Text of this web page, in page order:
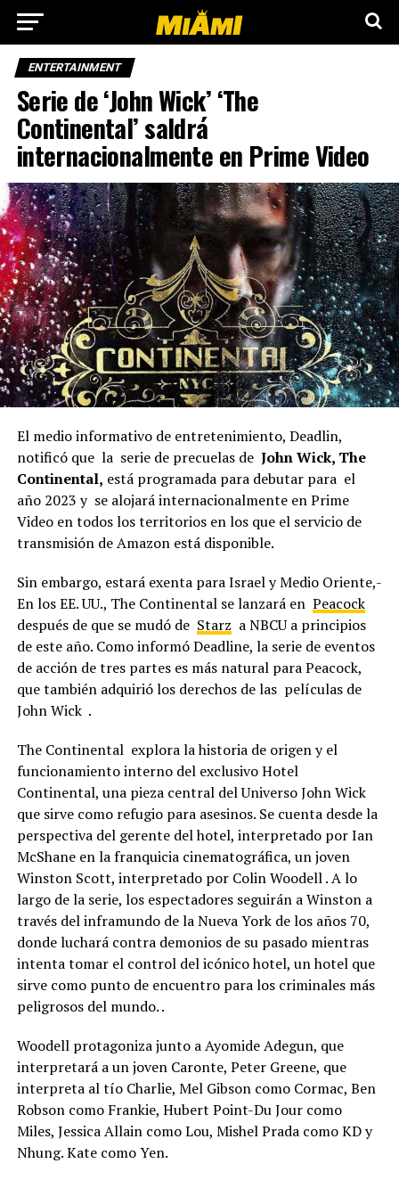
ENTERTAINMENT
Serie de ‘John Wick’ ‘The
Continental’ saldrá
internacionalmente en Prime Video
El medio informativo de entretenimiento, Deadlin,
notificó que la serie de precuelas de John Wick, The
Continental, está programada para debutar para el
año 2023 y se alojará internacionalmente en Prime
Video en todos los territorios en los que el servicio de
transmisión de Amazon está disponible.
Sin embargo, estará exenta para Israel y Medio Oriente,-
En los EE. UU., The Continental se lanzará en Peacock
después de que se mudó de Starz a NBCU a principios
de este año. Como informó Deadline, la serie de eventos
de acción de tres partes es más natural para Peacock,
que también adquirió los derechos de las películas de
John Wick .
The Continental explora la historia de origen y el
funcionamiento interno del exclusivo Hotel
Continental, una pieza central del Universo John Wick
que sirve como refugio para asesinos. Se cuenta desde la
perspectiva del gerente del hotel, interpretado por Ian
McShane en la franquicia cinematográfica, un joven
Winston Scott, interpretado por Colin Woodell . A lo
largo de la serie, los espectadores seguirán a Winston a
través del inframundo de la Nueva York de los años 70,
donde luchará contra demonios de su pasado mientras
intenta tomar el control del icónico hotel, un hotel que
sirve como punto de encuentro para los criminales más
peligrosos del mundo. .
Woodell protagoniza junto a Ayomide Adegun, que
interpretará a un joven Caronte, Peter Greene, que
interpreta al tío Charlie, Mel Gibson como Cormac, Ben
Robson como Frankie, Hubert Point-Du Jour como
Miles, Jessica Allain como Lou, Mishel Prada como KD y
Nhung. Kate como Yen.